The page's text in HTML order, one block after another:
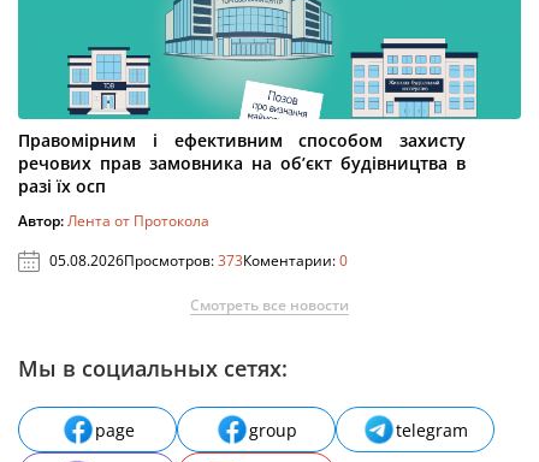
Правомірним і ефективним способом захисту
речових прав замовника на об’єкт будівництва в
разі їх осп
Автор:Лента от Протокола
05.08.2026Просмотров:373Коментарии:0
Смотреть все новости
Мы в социальных сетях:
page group
telegram